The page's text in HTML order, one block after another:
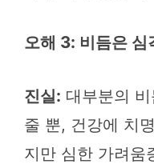
오해 3: 비듬은 심
진실: 대부분의
줄 뿐, 건강에 치
지만 심한 가려움